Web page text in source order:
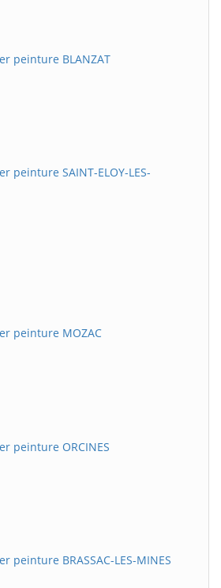
peinture BLANZAT
peinture SAINT-ELOY-LES-
peinture MOZAC
peinture ORCINES
peinture BRASSAC-LES-MINES